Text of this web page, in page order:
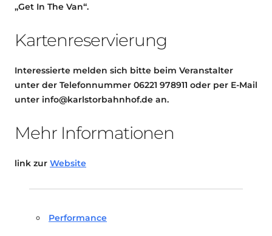
„Get In The Van“.
Kartenreservierung
Interessierte melden sich bitte beim Veranstalter
unter der Telefonnummer 06221 978911 oder per E-Mail
unter info@karlstorbahnhof.de an.
Mehr Informationen
link zur Website
Performance